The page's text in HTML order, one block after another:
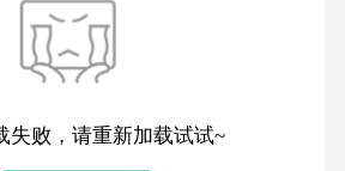
失败，请重新加载试试~